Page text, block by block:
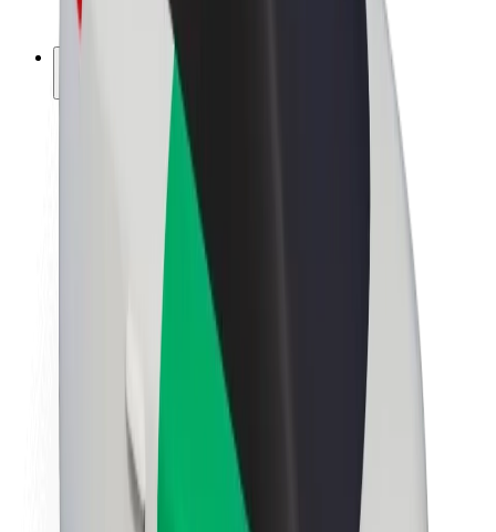
ფრენჩაიზი
ვაკანსიები
Bolt-ის შესახებ
Bolt და ეკომეგობრულობა
ნულოვანი პროექტი
სიახლეები
ბრენდის გზამკვლევი
ინვესტორებთან ურთიერთობა
ლიდერობა
ბრენდი